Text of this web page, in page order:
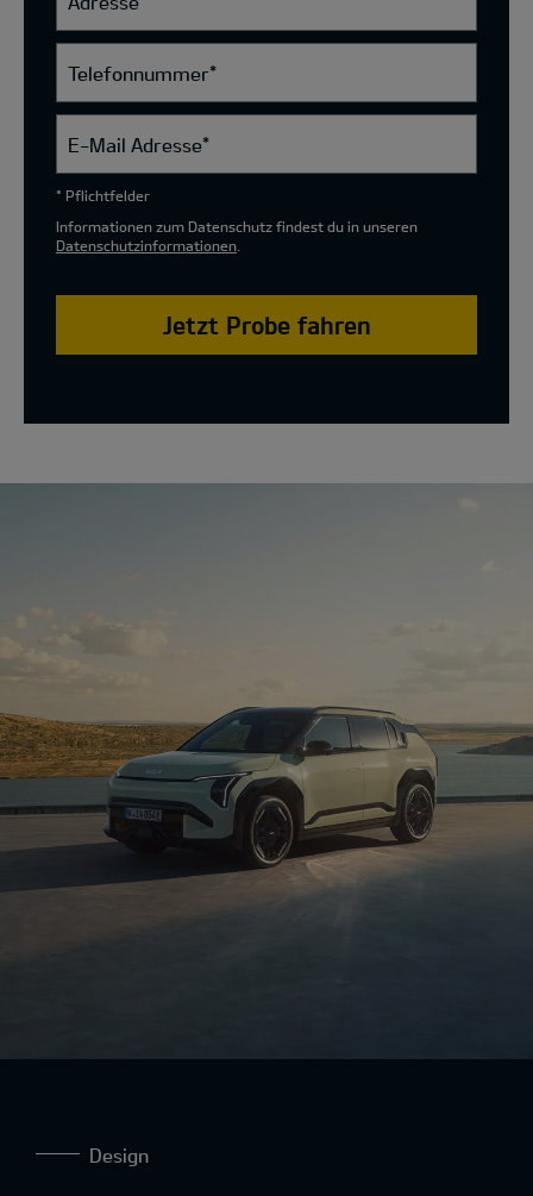
Telefonnummer*
E-Mail Adresse*
* Pflichtfelder
Informationen zum Datenschutz findest du in unseren
Datenschutzinformationen
Jetzt Probe fahren
Design